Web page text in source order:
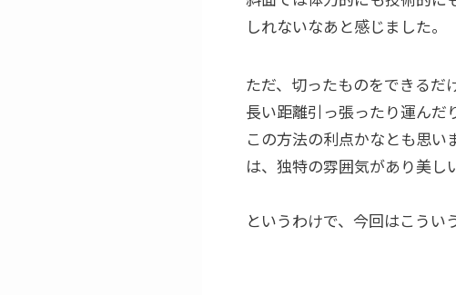
しれないなあと感じました。
ただ、切ったものをできるだ
長い距離引っ張ったり運んだ
この方法の利点かなとも思
は、独特の雰囲気があり美し
というわけで、今回はこうい